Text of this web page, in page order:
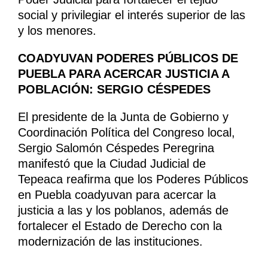
social y privilegiar el interés superior de las
y los menores.
COADYUVAN PODERES PÚBLICOS DE
PUEBLA PARA ACERCAR JUSTICIA A
POBLACIÓN: SERGIO CÉSPEDES
El presidente de la Junta de Gobierno y
Coordinación Política del Congreso local,
Sergio Salomón Céspedes Peregrina
manifestó que la Ciudad Judicial de
Tepeaca reafirma que los Poderes Públicos
en Puebla coadyuvan para acercar la
justicia a las y los poblanos, además de
fortalecer el Estado de Derecho con la
modernización de las instituciones.